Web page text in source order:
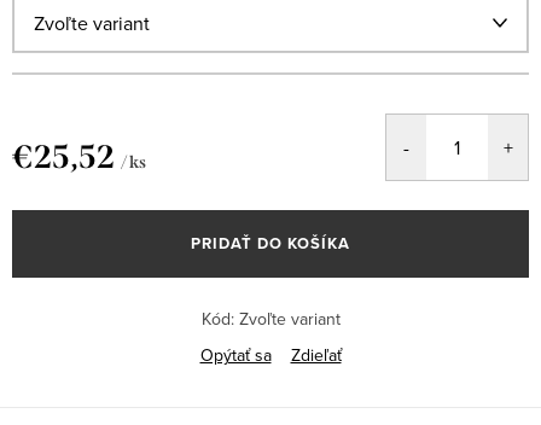
€25,52 / ks
cena:
PRIDAŤ DO KOŠÍKA
Kód: Zvoľte variant
Opýtať sa
Zdieľať